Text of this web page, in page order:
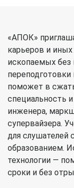
«АПОК»
карьеров и
ископаемых без
переподготовки
поможет в
специальность
инженера,
супервайзера.
для
образованием.
технологии —
сроки и без